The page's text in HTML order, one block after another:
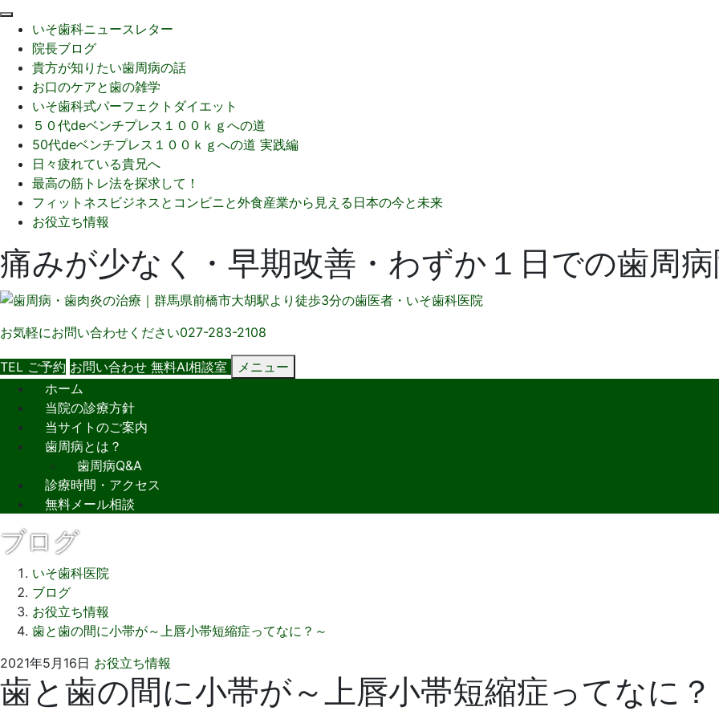
いそ歯科ニュースレター
院長ブログ
貴方が知りたい歯周病の話
お口のケアと歯の雑学
いそ歯科式パーフェクトダイエット
５０代deベンチプレス１００ｋｇへの道
50代deベンチプレス１００ｋｇへの道 実践編
日々疲れている貴兄へ
最高の筋トレ法を探求して！
フィットネスビジネスとコンビニと外食産業から見える日本の今と未来
お役立ち情報
痛みが少なく・早期改善・わずか１日での歯周
お気軽にお問い合わせください027-283-2108
TEL ご予約 お問い合わせ 無料AI相談室
メニュー
ホーム
当院の診療方針
当サイトのご案内
歯周病とは？
歯周病Q&A
診療時間・アクセス
無料メール相談
ブログ
いそ歯科医院
ブログ
お役立ち情報
歯と歯の間に小帯が～上唇小帯短縮症ってなに？～
2021年5月16日 お役立ち情報
年
5
そ
歯
歯と歯の間に小帯が～上唇小帯短縮症ってなに